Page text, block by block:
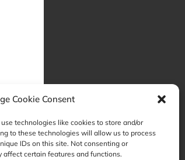
Cookie Consent
technologies like cookies to store and/or
to these technologies will allow us to process
IDs on this site. Not consenting or
certain features and functions.